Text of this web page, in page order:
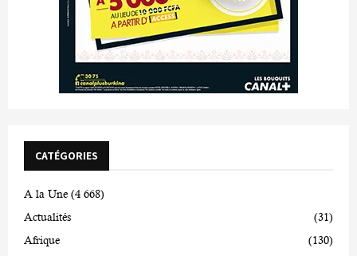
CATÉGORIES
A la Une (4 668)
Actualités
(31)
Afrique
(130)